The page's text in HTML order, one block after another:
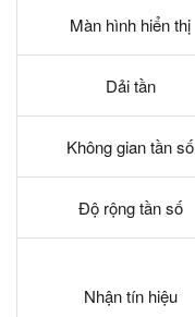
Màn hình hiển thị
Dải tần
Không gian tần số
Độ rộng tần số
Nhận tín hiệu